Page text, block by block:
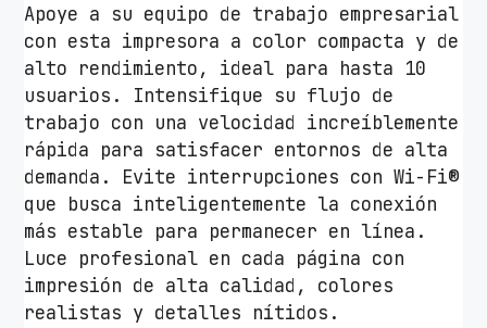
4
2
0
2
d
w
W
i
F
i
/
D
Apoye a su equipo de trabajo empresarial
con esta impresora a color compacta y de
alto rendimiento, ideal para hasta 10
usuarios. Intensifique su flujo de
trabajo con una velocidad increíblemente
rápida para satisfacer entornos de alta
demanda. Evite interrupciones con Wi-Fi®
que busca inteligentemente la conexión
más estable para permanecer en línea.
Luce profesional en cada página con
impresión de alta calidad, colores
realistas y detalles nítidos.